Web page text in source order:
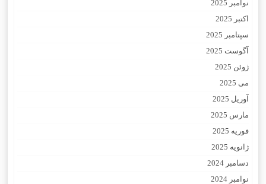
نوامبر 2025
اکتبر 2025
سپتامبر 2025
آگوست 2025
ژوئن 2025
می 2025
آوریل 2025
مارس 2025
فوریه 2025
ژانویه 2025
دسامبر 2024
نوامبر 2024